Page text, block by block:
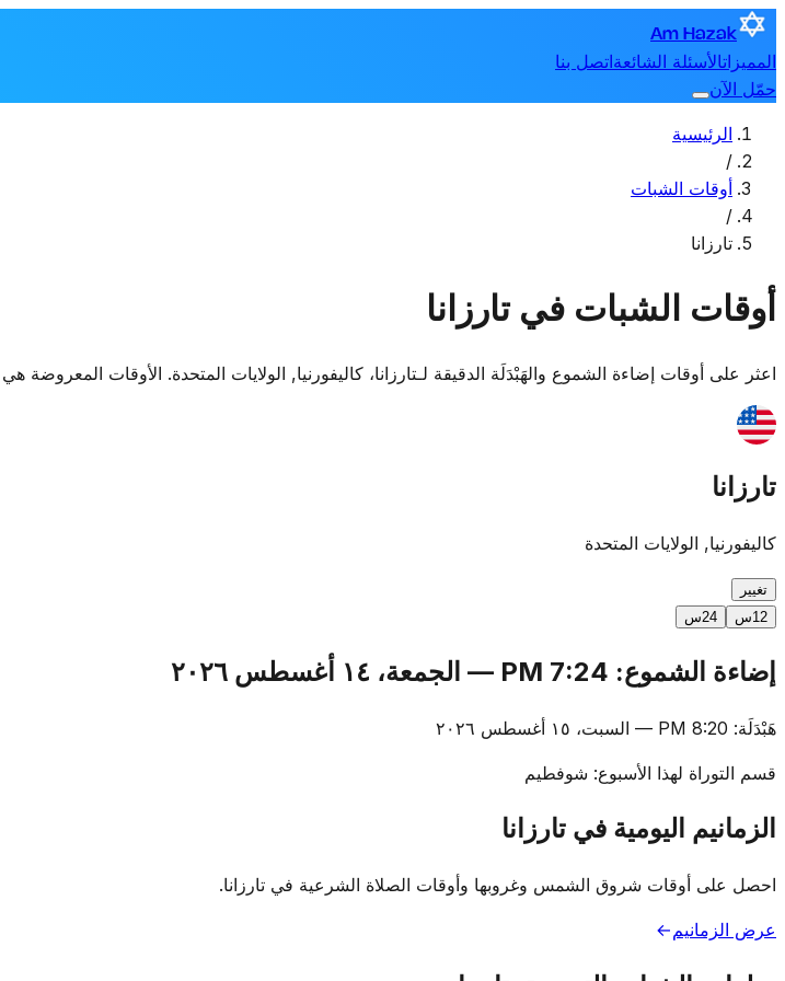
Am Hazak
المميزاتالأسئلة الشائعةاتصل بنا
حمّل الآن
الرئيسية
/
أوقات الشبات
/
تارزانا
أوقات الشبات في تارزانا
اعثر على أوقات إضاءة الشموع والهَبْدَلَة الدقيقة لـتارزانا، كاليفورنيا, الولايات المتحدة. الأوقات المعروضة هي
تارزانا
كاليفورنيا, الولايات المتحدة
تغيير
12س
24س
إضاءة الشموع:
7:24 PM
— الجمعة، ١٤ أغسطس ٢٠٢٦
هَبْدَلَة:
8:20 PM
— السبت، ١٥ أغسطس ٢٠٢٦
قسم التوراة لهذا الأسبوع: شوفطيم
الزمانيم اليومية في تارزانا
احصل على أوقات شروق الشمس وغروبها وأوقات الصلاة الشرعية في تارزانا.
عرض الزمانيم→